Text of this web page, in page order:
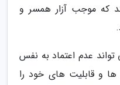
که موجب آزار همسر و
عدم اعتماد به نفس
ها و قابلیت های خود را